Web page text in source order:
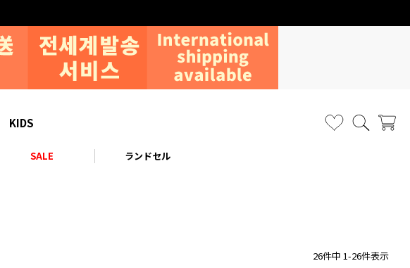
KIDS
SALE ランドセル
26件中 1-26件表示